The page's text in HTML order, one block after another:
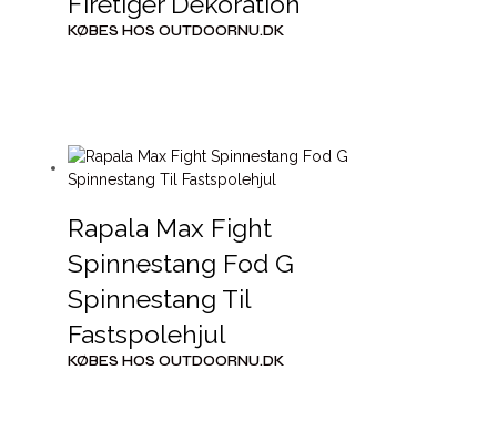
KØBES HOS OUTDOORNU.DK
Rapala Max Fight
Spinnestang Fod G
Spinnestang Til
Fastspolehjul
KØBES HOS OUTDOORNU.DK